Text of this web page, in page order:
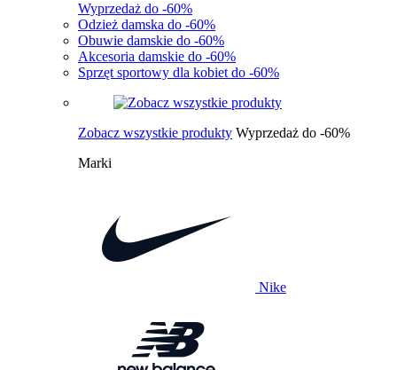
Wyprzedaż do -60%
Odzież damska do -60%
Obuwie damskie do -60%
Akcesoria damskie do -60%
Sprzęt sportowy dla kobiet do -60%
Zobacz wszystkie produkty Wyprzedaż do -60%
Marki
Nike